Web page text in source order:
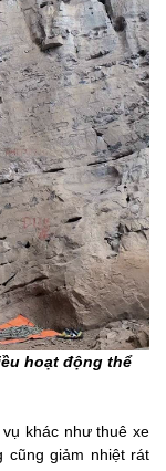
hoạt động thể
khác như thuê xe
cũng giảm nhiệt rát